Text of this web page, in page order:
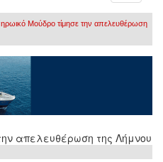
Μούδρο τίμησε την απελευθέρωση